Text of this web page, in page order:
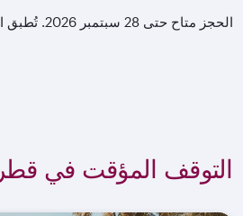
الحجز متاح حتى 28 سبتمبر 2026. تُطبق الشروط والأحكام.
التوقف المؤقت في قطر